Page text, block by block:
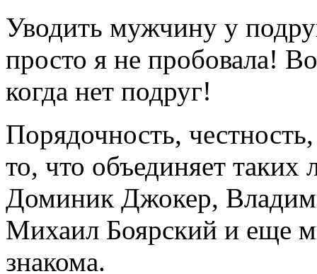
Уводить мужчину у
просто я не пробовала!
когда нет подруг!
Порядочность,
то, что объединяет
Доминик Джокер,
Михаил Боярский и еще
знакома.